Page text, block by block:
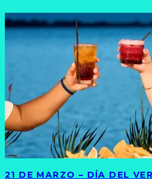
21 DE MARZO – DÍA DEL